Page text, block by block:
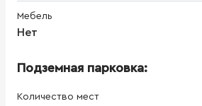
Мебель
Нет
Подземная парковка:
Количество мест